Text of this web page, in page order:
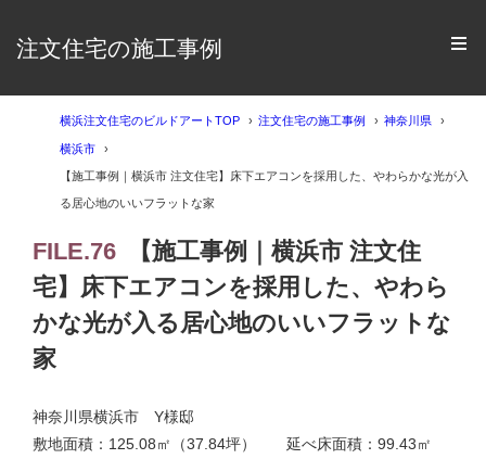
注文住宅の施工事例
横浜注文住宅のビルドアートTOP 注文住宅の施工事例 神奈川県
横浜市
【施工事例｜横浜市 注文住宅】床下エアコンを採用した、やわらかな光が入
る居心地のいいフラットな家
FILE.76
【施工事例｜横浜市 注文住
宅】床下エアコンを採用した、やわら
かな光が入る居心地のいいフラットな
家
神奈川県横浜市 Y様邸
敷地面積：125.08㎡（37.84坪） 延べ床面積：99.43㎡